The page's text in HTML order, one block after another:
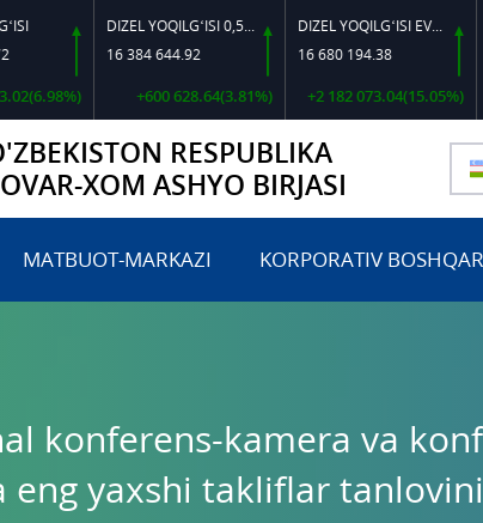
DIZEL YOQILG‘ISI 0,5-40
16 384 644.92
+600 628.64(3.81%)
DIZEL YOQILG‘ISI EVRO L-K-4
16 680 194.38
+2 182 073.04(15.05%)
15
RESPUBLIKA
XOM ASHYO BIRJASI
MATBUOT-MARKAZI KORPORATIV
konferens-kamera va
eng yaxshi takliflar